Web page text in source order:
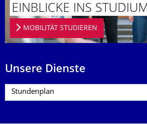
EINBLICKE INS STUDIUM
MOBILITÄT STUDIEREN
Unsere Dienste